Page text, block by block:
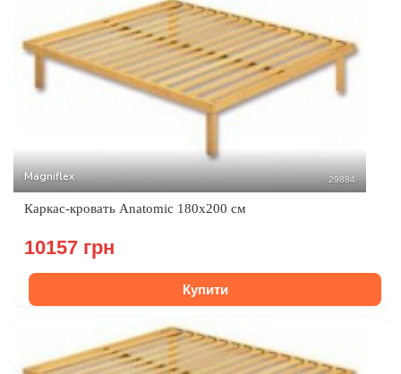
Magniflex 29884
Каркас-кровать Anatomic 180х200 см
10157 грн
Купити